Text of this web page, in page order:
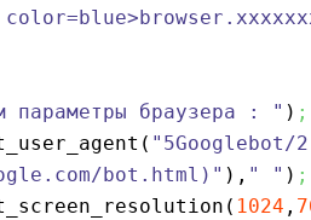
параметры браузера : " ) ;
(
bot.html)" ) , " " ) ;
( 1024 ,